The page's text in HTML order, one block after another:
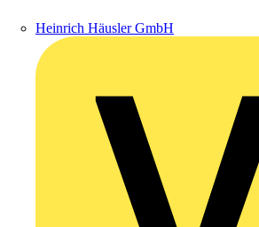
Heinrich Häusler GmbH